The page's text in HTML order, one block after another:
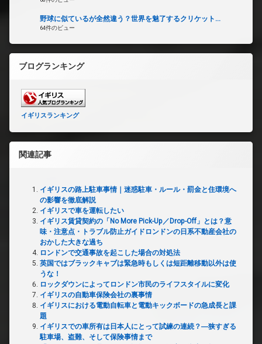
野球に似ているが全然違う？世界を魅了するクリケット...
64件のビュー
ブログランキング
イギリスランキング
関連記事
イギリスの路上駐車事情｜迷惑駐車・ルール・罰金と住環境へ
の影響を徹底解説
イギリスで車を運転したい
イギリス賃貸契約の「No More Pick-Up／Drop-Off」とは？意
味・注意点・トラブル防止ガイドロンドンの日系不動産会社の
おかした大きな過ち
ロンドンで交通事故を起こした場合の対処法
英国ではブラックキャブは緊急時もしくは短距離移動以外は使
うな！
ロックダウンによってロンドン市民のライフスタイルに変化
イギリスの自動車保険会社の裏事情
イギリスにおける電動自転車と電動キックボードの急成長と課
題
イギリスでの車所有は日本人にとって試練の連続？―狭すぎる
駐車場、盗難、そして保険事情まで